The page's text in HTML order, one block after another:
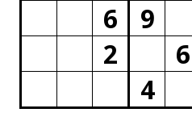
6
9
2
6
4